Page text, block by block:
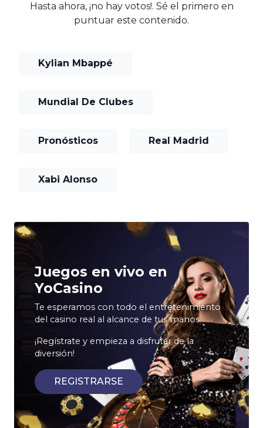
Hasta ahora, ¡no hay votos!. Sé el primero en
puntuar este contenido.
Kylian Mbappé
Mundial De Clubes
Pronósticos Real Madrid
Xabi Alonso
Juegos en vivo en
YoCasino
Te esperamos con todo el entretenimiento
del casino real al alcance de tus manos.
¡Regístrate y empieza a disfrutar de la
diversión!
REGISTRARSE